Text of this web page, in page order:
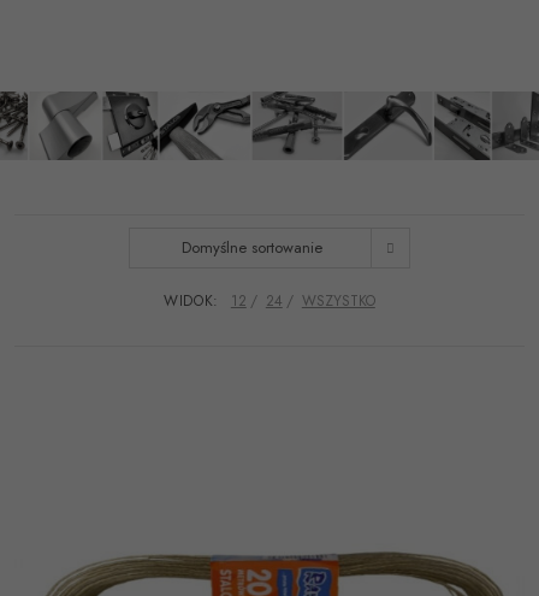
Domyślne sortowanie
WIDOK: 12 24 WSZYSTKO